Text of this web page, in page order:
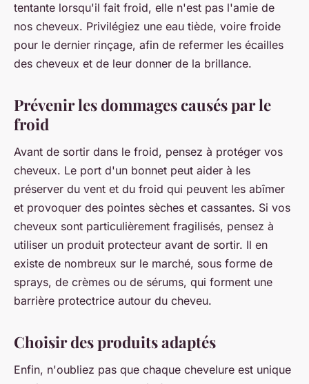
tentante lorsqu'il fait froid, elle n'est pas l'amie de
nos cheveux. Privilégiez une eau tiède, voire froide
pour le dernier rinçage, afin de refermer les écailles
des cheveux et de leur donner de la brillance.
Prévenir les dommages causés par le
froid
Avant de sortir dans le froid, pensez à protéger vos
cheveux. Le port d'un bonnet peut aider à les
préserver du vent et du froid qui peuvent les abîmer
et provoquer des pointes sèches et cassantes. Si vos
cheveux sont particulièrement fragilisés, pensez à
utiliser un produit protecteur avant de sortir. Il en
existe de nombreux sur le marché, sous forme de
sprays, de crèmes ou de sérums, qui forment une
barrière protectrice autour du cheveu.
Choisir des produits adaptés
Enfin, n'oubliez pas que chaque chevelure est unique